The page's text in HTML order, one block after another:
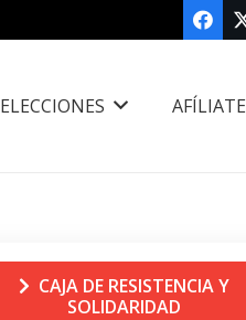
ELECCIONES AFÍLIATE
CAJA DE RESISTENCIA Y
SOLIDARIDAD